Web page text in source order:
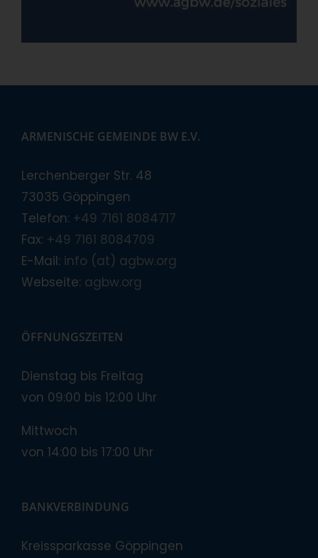
ARMENISCHE GEMEINDE BW E.V.
Lerchenberger Str. 48
73035 Göppingen
Telefon: +49 7161 8084717
Fax: +49 7161 8084709
E-Mail: info (at) agbw.org
Webseite: agbw.org
ÖFFNUNGSZEITEN
Dienstag bis Freitag
von 09:00 bis 12:00 Uhr
Mittwoch
von 14:00 bis 17:00 Uhr
BANKVERBINDUNG
Kreissparkasse Göppingen